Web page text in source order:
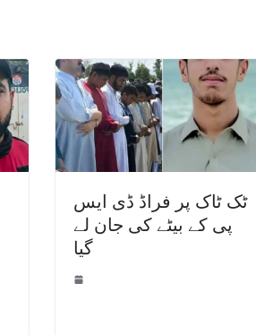
ٹک ٹاک پر فراڈ ڈی ایس
پی کے بیٹے کی جان لے
گیا